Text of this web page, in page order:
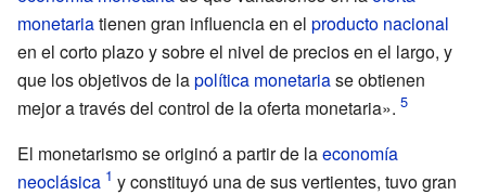
monetariatienen gran influencia en el producto nacional
en el corto plazo y sobre el nivel de preciosen el largo, y
que los objetivos de lapolítica monetariase obtienen
mejor a través del control de la oferta monetaria».
El monetarismo se originó a partir de laeconomía
neoclásica
y constituyó una de sus vertientes, tuvo gran